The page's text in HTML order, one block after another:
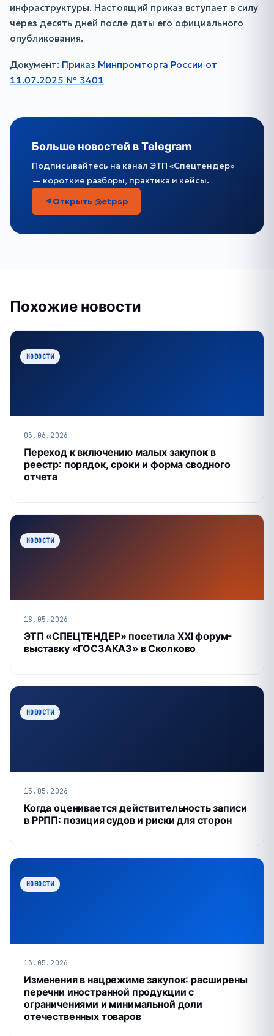
инфраструктуры. Настоящий приказ вступает в силу
через десять дней после даты его официального
опубликования.
Документ: Приказ Минпромторга России от
11.07.2025 № 3401
Больше новостей в Telegram
Подписывайтесь на канал ЭТП «Спецтендер»
— короткие разборы, практика и кейсы.
Открыть @etpsp
Похожие новости
НОВОСТИ
03.06.2026
Переход к включению малых закупок в
реестр: порядок, сроки и форма сводного
отчета
НОВОСТИ
18.05.2026
ЭТП «СПЕЦТЕНДЕР» посетила XXI форум-
выставку «ГОСЗАКАЗ» в Сколково
НОВОСТИ
15.05.2026
Когда оценивается действительность записи
в РРПП: позиция судов и риски для сторон
НОВОСТИ
13.05.2026
Изменения в нацрежиме закупок: расширены
перечни иностранной продукции с
ограничениями и минимальной доли
отечественных товаров